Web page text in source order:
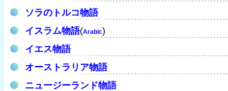
ソラのトルコ物語
イスラム物語(Arabic)
イエス物語
オーストラリア物語
ニュージーランド物語